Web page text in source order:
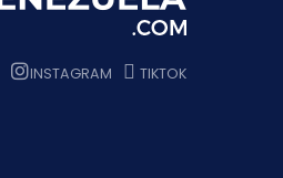
INSTAGRAM TIKTOK